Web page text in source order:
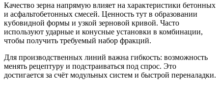
Качество зерна напрямую влияет на характеристики бетонных
и асфальтобетонных смесей. Ценность тут в образовании
кубовидной формы и узкой зерновой кривой. Часто
используют ударные и конусные установки в комбинации,
чтобы получить требуемый набор фракций.
Для производственных линий важна гибкость: возможность
менять рецептуру и подстраиваться под спрос. Это
достигается за счёт модульных систем и быстрой переналадки.